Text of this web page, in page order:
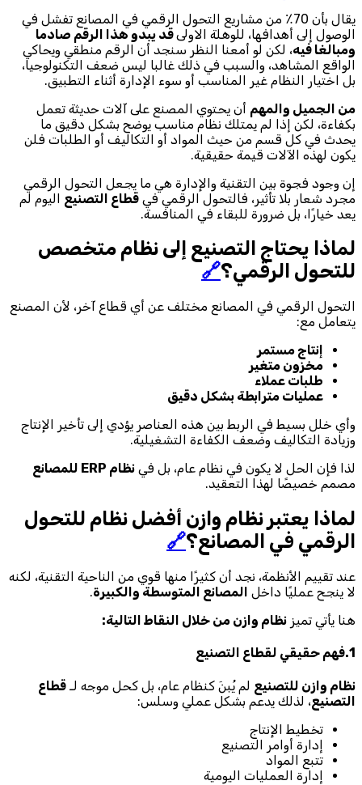
يقال بأن 70٪ من مشاريع التحول الرقمي في المصانع تفشل في
الوصول إلى أهدافها، للوهلة الاولىقد يبدو هذا الرقم صادما
ومبالغا فيه، لكن لو أمعنا النظر سنجد أن الرقم منطقي ويحاكي
الواقع المشاهد، والسبب في ذلك غالبا ليس ضعف التكنولوجيا،
بل اختيار النظام غير المناسب أو سوء الإدارة أثناء التطبيق.
من الجميل والمهم أن يحتوي المصنع على آلات حديثة تعمل
بكفاءة، لكن إذا لم يمتلك نظام مناسب يوضح بشكل دقيق ما
يحدث في كل قسم من حيث المواد أو التكاليف أو الطلبات فلن
يكون لهذه الآلات قيمة حقيقية.
إن وجود فجوة بين التقنية والإدارة هي ما يجعل التحول الرقمي
مجرد شعار بلا تأثير، فالتحول الرقمي في قطاع التصنيع اليوم لم
يعد خيارًا، بل ضرورة للبقاء في المنافسة.
لماذا يحتاج التصنيع إلى نظام متخصص
للتحول الرقمي؟🔗
التحول الرقمي في المصانع مختلف عن أي قطاع آخر، لأن المصنع
يتعامل مع:
إنتاج مستمر
مخزون متغير
طلبات عملاء
عمليات مترابطة بشكل دقيق
وأي خلل بسيط في الربط بين هذه العناصر يؤدي إلى تأخير الإنتاج
وزيادة التكاليف وضعف الكفاءة التشغيلية.
لذا فإن الحل لا يكون في نظام عام، بل في نظام ERP للمصانع
مصمم خصيصًا لهذا التعقيد.
لماذا يعتبر نظام وازن أفضل نظام للتحول
الرقمي في المصانع؟🔗
عند تقييم الأنظمة، نجد أن كثيرًا منها قوي من الناحية التقنية، لكنه
لا ينجح عمليًا داخل المصانع المتوسطة والكبيرة.
هنا يأتي تميز نظام وازن من خلال النقاط التالية:
1.فهم حقيقي لقطاع التصنيع
نظام وازن للتصنيع لم يُبنَ كنظام عام، بل كحل موجه لـ قطاع
التصنيع، لذلك يدعم بشكل عملي وسلس:
تخطيط الإنتاج
إدارة أوامر التصنيع
تتبع المواد
إدارة العمليات اليومية